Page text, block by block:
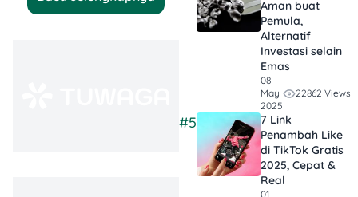
Aman buat
Pemula,
Alternatif
Investasi selain
Emas
08
May
2025
22862 Views
#5
7 Link
Penambah Like
di TikTok Gratis
2025, Cepat &
Real
01